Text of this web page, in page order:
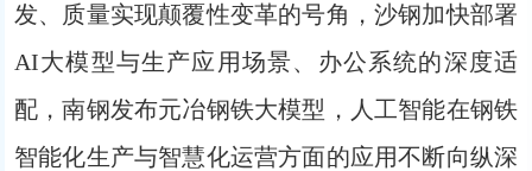
发、质量实现颠覆性变革的号角，沙钢加快部署
AI大模型与生产应用场景、办公系统的深度适
配，南钢发布元冶钢铁大模型，人工智能在钢铁
智能化生产与智慧化运营方面的应用不断向纵深